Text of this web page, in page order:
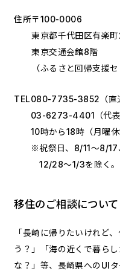
住所〒100-0006
東京都千代田区有楽
東京交通会館8階
（ふるさと回帰支援セ
TEL080-7735-3852 （直
03-6273-4401 （代表
10時から18時（月曜休
※祝祭日、8/11～8/17
12/28～1/3を除く。
移住のご相談について
「長崎に帰りたいけれど
う？」「海の近くで暮ら
な？」等、長崎県へのUI